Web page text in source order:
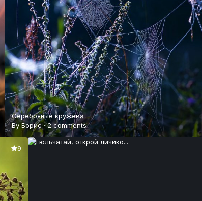
Серебряные кружева
ByБорис·2 comments
9